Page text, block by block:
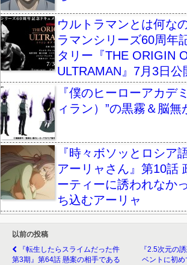
ウルトラマンとは何な
ラマンシリーズ60周年
タリー『THE ORIGIN
ULTRAMAN』7月3日公
『僕のヒーローアカデ
ィラン）”の黒霧＆脳無
『時々ボソッとロシア
アーリャさん』第10話
ーティーに誘われなか
ち込むアーリャ
以前の投稿
『転生したらスライムだった件
第3期』第64話 懸案の相手である
『2.5次元の
ベントに初め